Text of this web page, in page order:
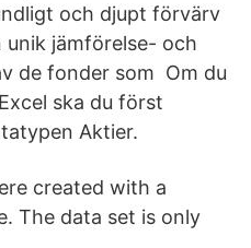
och djupt förvärv
jämförelse- och
de fonder som Om du
ska du först
Aktier.
created with a
The data set is only